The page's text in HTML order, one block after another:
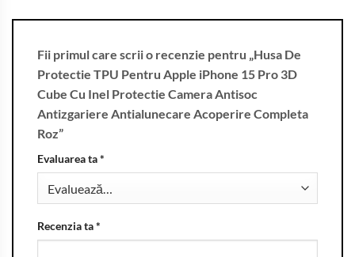
Fii primul care scrii o recenzie pentru „Husa De
Protectie TPU Pentru Apple iPhone 15 Pro 3D
Cube Cu Inel Protectie Camera Antisoc
Antizgariere Antialunecare Acoperire Completa
Roz”
Evaluarea ta*
Recenzia ta*